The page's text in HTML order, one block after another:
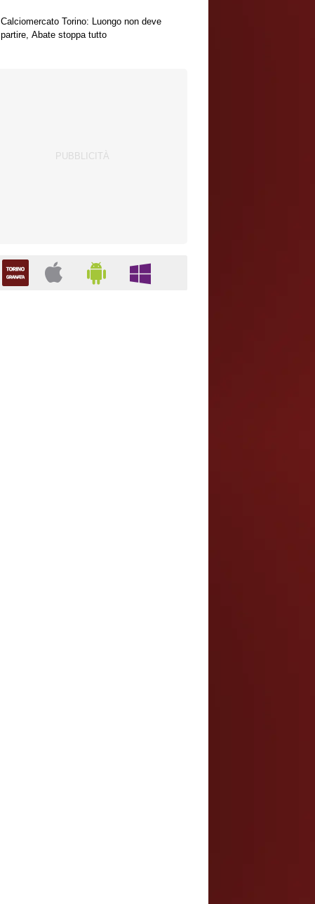
Calciomercato Torino: Luongo non deve
partire, Abate stoppa tutto